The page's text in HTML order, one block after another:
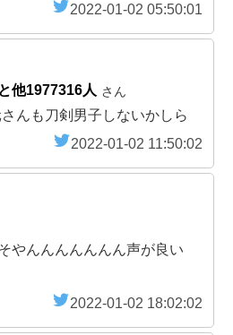
2022-01-02 05:50:01
他1977316人 さん
んも刀剣男子しないかしら
2022-01-02 11:50:02
やんんんんんんん声が良い
2022-01-02 18:02:02